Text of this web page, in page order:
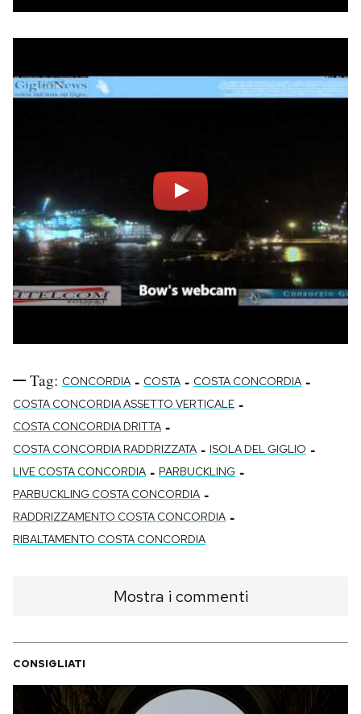
Tag: CONCORDIA - COSTA - COSTA CONCORDIA -
COSTA CONCORDIA ASSETTO VERTICALE -
COSTA CONCORDIA DRITTA -
COSTA CONCORDIA RADDRIZZATA - ISOLA DEL GIGLIO -
LIVE COSTA CONCORDIA - PARBUCKLING -
PARBUCKLING COSTA CONCORDIA -
RADDRIZZAMENTO COSTA CONCORDIA -
RIBALTAMENTO COSTA CONCORDIA
Mostra i commenti
CONSIGLIATI